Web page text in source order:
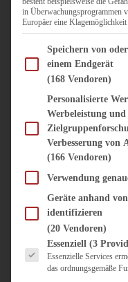
in Überwachungsprogrammen
Europäer eine Klagemöglichkeit
Im Folgenden finden Sie eine
Speichern von
einem Endgerät
(168 Vendoren)
Personalisierte
Werbeleistung
Verbesserung von
(166 Vendoren)
Verwendung
Geräte anhand
identifizieren
(20 Vendoren)
Es folgt eine Liste der
Essenziell (3
Essenzielle Services
das ordnungsgemäße